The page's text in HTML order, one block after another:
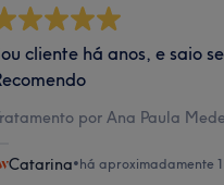
cliente há anos, e saio
por Ana Paula
Catarina•há aproximadamente